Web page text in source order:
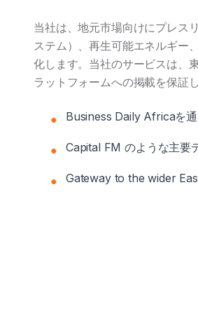
当社は、地元市場向けにプレス
ステム）、再生可能エネルギー
化します。当社のサービスは、
ラットフォームへの掲載を保証し
● Business Daily Africaを通
● Capital FM のような主要
● Gateway to the wider